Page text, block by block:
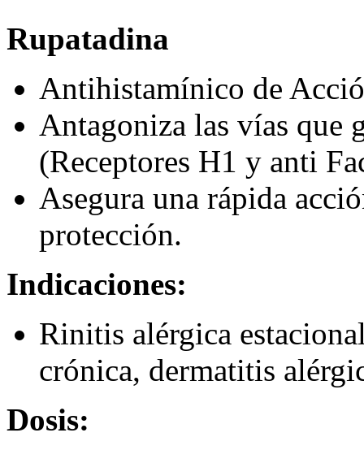
Rupatadina
Antihistamínico de
Antagoniza las vías que
(Receptores H1 y anti
Asegura una rápida
protección.
Indicaciones:
Rinitis alérgica
crónica, dermatitis
Dosis: